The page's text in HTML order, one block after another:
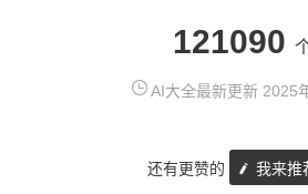
121090
AI大全最新更新 2025
还有更赞的 我来推